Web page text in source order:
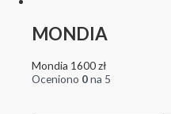
MONDIA
Mondia 1600zł
Oceniono 0na 5